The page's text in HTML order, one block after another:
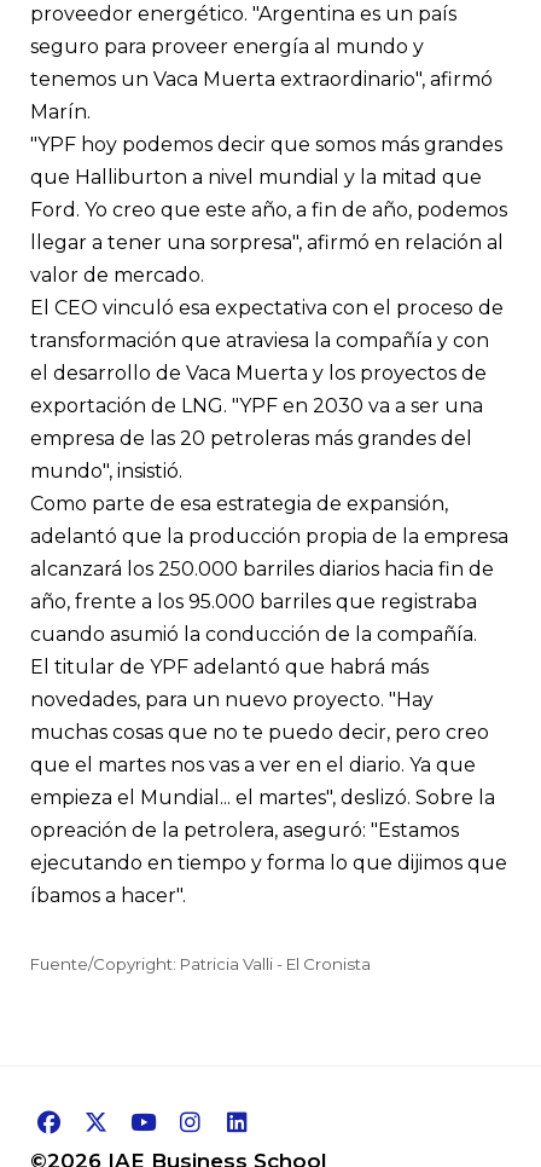
proveedor energético. "Argentina es un país
seguro para proveer energía al mundo y
tenemos un Vaca Muerta extraordinario", afirmó
Marín.
"YPF hoy podemos decir que somos más grandes
que Halliburton a nivel mundial y la mitad que
Ford. Yo creo que este año, a fin de año, podemos
llegar a tener una sorpresa", afirmó en relación al
valor de mercado.
El CEO vinculó esa expectativa con el proceso de
transformación que atraviesa la compañía y con
el desarrollo de Vaca Muerta y los proyectos de
exportación de LNG. "YPF en 2030 va a ser una
empresa de las 20 petroleras más grandes del
mundo", insistió.
Como parte de esa estrategia de expansión,
adelantó que la producción propia de la empresa
alcanzará los 250.000 barriles diarios hacia fin de
año, frente a los 95.000 barriles que registraba
cuando asumió la conducción de la compañía.
El titular de YPF adelantó que habrá más
novedades, para un nuevo proyecto. "Hay
muchas cosas que no te puedo decir, pero creo
que el martes nos vas a ver en el diario. Ya que
empieza el Mundial... el martes", deslizó. Sobre la
opreación de la petrolera, aseguró: "Estamos
ejecutando en tiempo y forma lo que dijimos que
íbamos a hacer".
Fuente/Copyright: Patricia Valli - El Cronista
©2026 IAE Business School